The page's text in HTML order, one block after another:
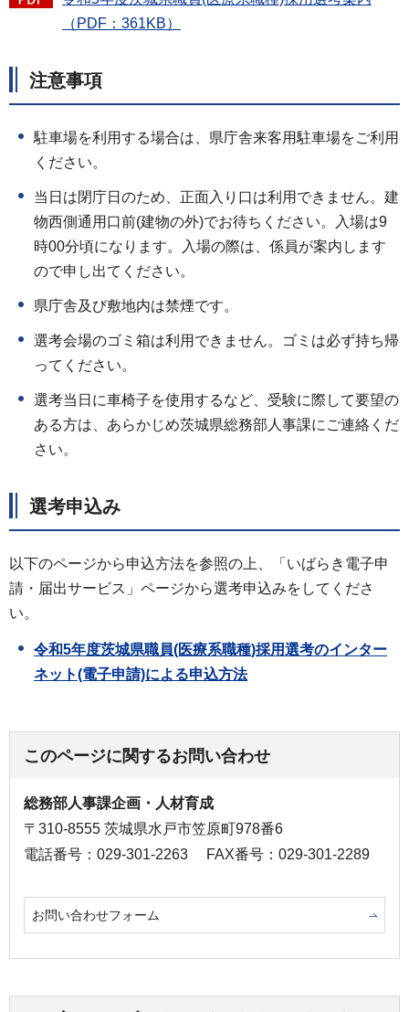
（PDF：361KB）
注意事項
駐車場を利用する場合は、県庁舎来客用駐車場をご利用
ください。
当日は閉庁日のため、正面入り口は利用できません。建
物西側通用口前(建物の外)でお待ちください。入場は9
時00分頃になります。入場の際は、係員が案内します
ので申し出てください。
県庁舎及び敷地内は禁煙です。
選考会場のゴミ箱は利用できません。ゴミは必ず持ち帰
ってください。
選考当日に車椅子を使用するなど、受験に際して要望の
ある方は、あらかじめ茨城県総務部人事課にご連絡くだ
さい。
選考申込み
以下のページから申込方法を参照の上、「いばらき電子申
請・届出サービス」ページから選考申込みをしてくださ
い。
令和5年度茨城県職員(医療系職種)採用選考のインター
ネット(電子申請)による申込方法
このページに関するお問い合わせ
総務部人事課企画・人材育成
〒310-8555 茨城県水戸市笠原町978番6
電話番号：029-301-2263
FAX番号：029-301-2289
お問い合わせフォーム